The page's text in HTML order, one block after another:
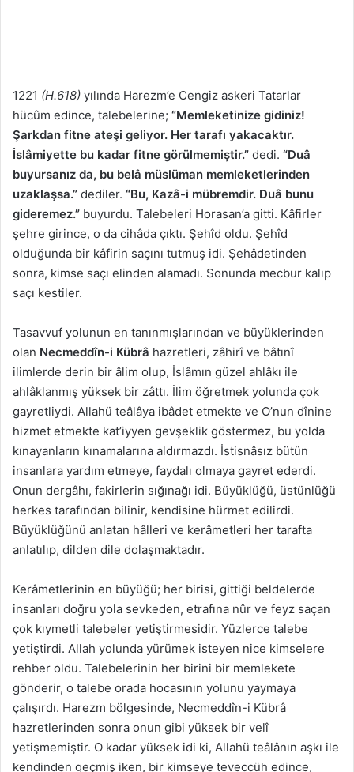
1221 (H.618) yılında Harezm’e Cengiz askeri Tatarlar
hücûm edince, talebelerine; “Memleketinize gidiniz!
Şarkdan fitne ateşi geliyor. Her tarafı yakacaktır.
İslâmiyette bu kadar fitne görülmemiştir.” dedi. “Duâ
buyursanız da, bu belâ müslüman memleketlerinden
uzaklaşsa.” dediler. “Bu, Kazâ-i mübremdir. Duâ bunu
gideremez.” buyurdu. Talebeleri Horasan’a gitti. Kâfirler
şehre girince, o da cihâda çıktı. Şehîd oldu. Şehîd
olduğunda bir kâfirin saçını tutmuş idi. Şehâdetinden
sonra, kimse saçı elinden alamadı. Sonunda mecbur kalıp
saçı kestiler.
Tasavvuf yolunun en tanınmışlarından ve büyüklerinden
olan Necmeddîn-i Kübrâ hazretleri, zâhirî ve bâtınî
ilimlerde derin bir âlim olup, İslâmın güzel ahlâkı ile
ahlâklanmış yüksek bir zâttı. İlim öğretmek yolunda çok
gayretliydi. Allahü teâlâya ibâdet etmekte ve O’nun dînine
hizmet etmekte kat’iyyen gevşeklik göstermez, bu yolda
kınayanların kınamalarına aldırmazdı. İstisnâsız bütün
insanlara yardım etmeye, faydalı olmaya gayret ederdi.
Onun dergâhı, fakirlerin sığınağı idi. Büyüklüğü, üstünlüğü
herkes tarafından bilinir, kendisine hürmet edilirdi.
Büyüklüğünü anlatan hâlleri ve kerâmetleri her tarafta
anlatılıp, dilden dile dolaşmaktadır.
Kerâmetlerinin en büyüğü; her birisi, gittiği beldelerde
insanları doğru yola sevkeden, etrafına nûr ve feyz saçan
çok kıymetli talebeler yetiştirmesidir. Yüzlerce talebe
yetiştirdi. Allah yolunda yürümek isteyen nice kimselere
rehber oldu. Talebelerinin her birini bir memlekete
gönderir, o talebe orada hocasının yolunu yaymaya
çalışırdı. Harezm bölgesinde, Necmeddîn-i Kübrâ
hazretlerinden sonra onun gibi yüksek bir velî
yetişmemiştir. O kadar yüksek idi ki, Allahü teâlânın aşkı ile
kendinden geçmiş iken, bir kimseye teveccüh edince,